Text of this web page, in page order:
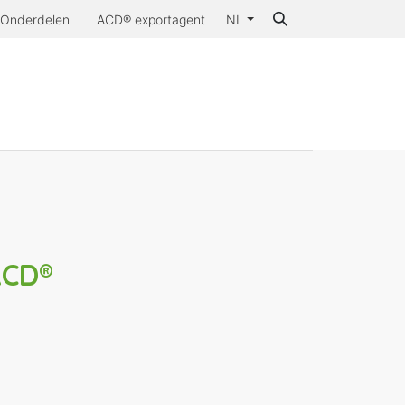
Onderdelen ACD® exportagent NL